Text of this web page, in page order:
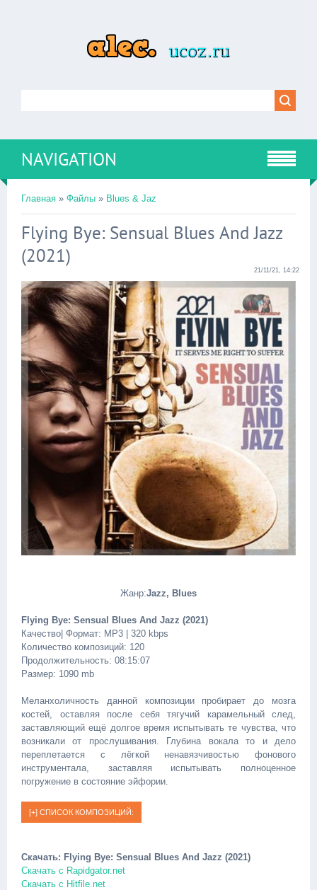
NAVIGATION
Главная » Файлы » Blues & Jaz
Flying Bye: Sensual Blues And Jazz
(2021)
21/11/21, 14:22
Жанр:Jazz, Blues
Flying Bye: Sensual Blues And Jazz (2021)
Качество| Формат: MP3 | 320 kbps
Количество композиций: 120
Продолжительность: 08:15:07
Размер: 1090 mb
Меланхоличность данной композиции пробирает до мозга
костей, оставляя после себя тягучий карамельный след,
заставляющий ещё долгое время испытывать те чувства, что
возникали от прослушивания. Глубина вокала то и дело
переплетается с лёгкой ненавязчивостью фонового
инструментала, заставляя испытывать полноценное
погружение в состояние эйфории.
Скачать: Flying Bye: Sensual Blues And Jazz (2021)
Скачать с Rapidgator.net
Скачать с Hitfile.net